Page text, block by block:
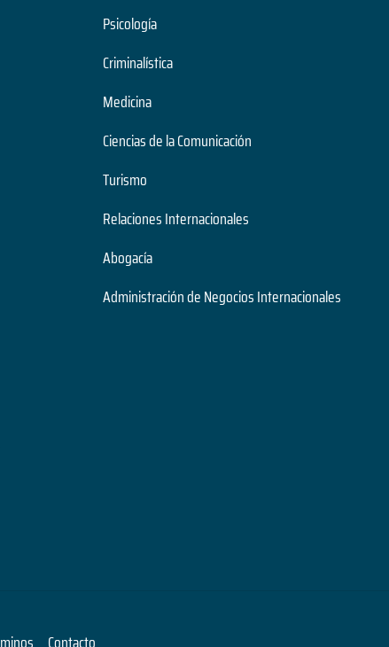
Psicología
Criminalística
Medicina
Ciencias de la Comunicación
Turismo
Relaciones Internacionales
Abogacía
Administración de Negocios Internacionales